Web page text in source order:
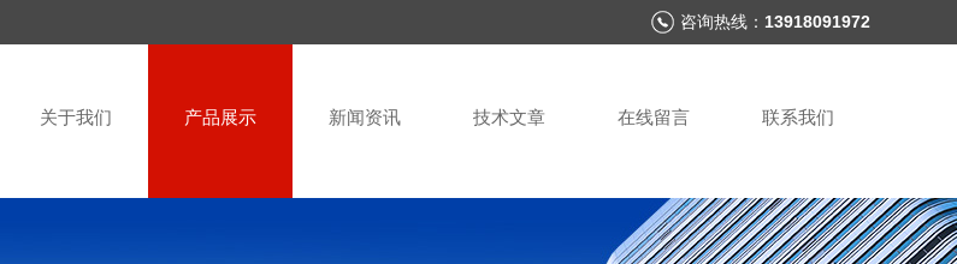
咨询热线： 13918091972
关于我们 产品展示 新闻资讯 技术文章 在线留言 联系我们